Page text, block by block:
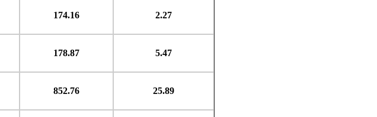
174.16 2.27
178.87 5.47
852.76 25.89